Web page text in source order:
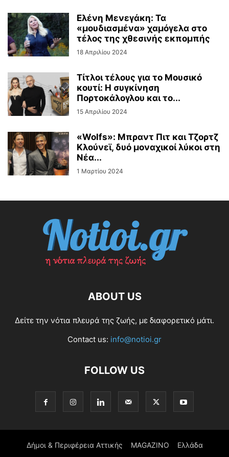
Ελένη Μενεγάκη: Τα
«μουδιασμένα» χαμόγελα στο
τέλος της χθεσινής εκπομπής
18 Απριλίου 2024
Τίτλοι τέλους για το Μουσικό
κουτί: Η συγκίνηση
Πορτοκάλογλου και το...
15 Απριλίου 2024
«Wolfs»: Μπραντ Πιτ και Τζορτζ
Κλούνεϊ, δυό μοναχικοί λύκοι στη
Νέα...
1 Μαρτίου 2024
ABOUT US
Δείτε την νότια πλευρά της ζωής, με διαφορετικό μάτι.
Contact us: info@notioi.gr
FOLLOW US
Δήμοι & Περιφέρεια Αττικής MAGAZINO Ελλάδα